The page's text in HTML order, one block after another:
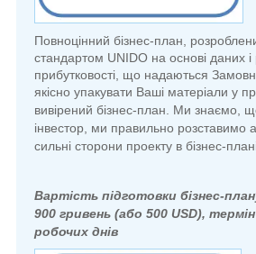
Повноцінний бізнес-план,
стандартом UNIDO на основі даних і
прибутковості, що надаються
якісно упакувати Ваші матеріали у
вивірений бізнес-план. Ми знаємо,
інвестор, ми правильно розставимо
сильні сторони проекту в бізнес-
Вартість підготовки бізнес-
900 гривень (або 500 USD),
робочих днів